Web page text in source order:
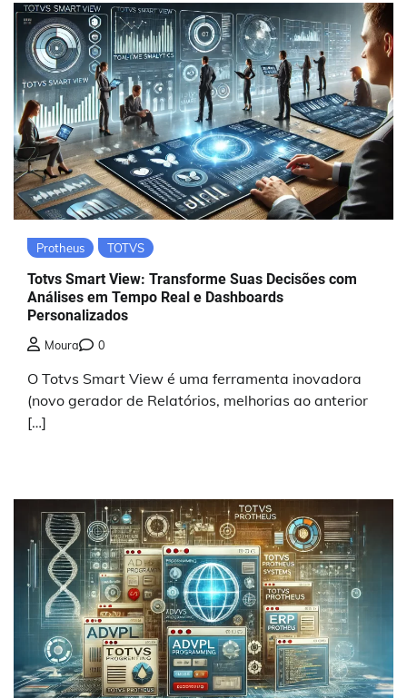
Protheus TOTVS
Totvs Smart View: Transforme Suas Decisões com
Análises em Tempo Real e Dashboards
Personalizados
Moura 0
O Totvs Smart View é uma ferramenta inovadora
(novo gerador de Relatórios, melhorias ao anterior
[…]